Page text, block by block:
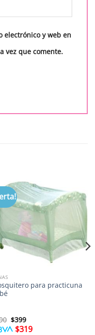
electrónico y web en
vez que comente.
para practicuna
El
precio
original
$399El
precio
actual
$319